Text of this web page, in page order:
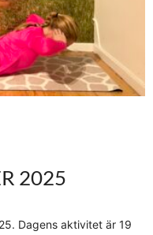
2025
Dagens aktivitet är 19